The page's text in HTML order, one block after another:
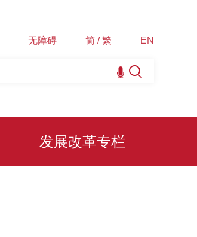
无障碍 简 / 繁 EN
发展改革专栏